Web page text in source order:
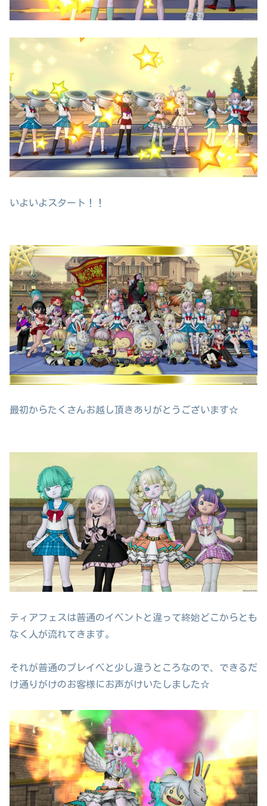
いよいよスタート！！
最初からたくさんお越し頂きありがとうございます☆
ティアフェスは普通のイベントと違って終始どこからとも
なく人が流れてきます。
それが普通のプレイベと少し違うところなので、できるだ
け通りがけのお客様にお声がけいたしました☆